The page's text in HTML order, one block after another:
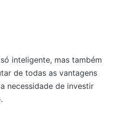
inteligente, mas também
de todas as vantagens
necessidade de investir